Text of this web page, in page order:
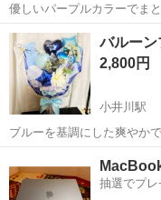
優しいパープルカラーでま
ブーケです💜 ハートバルー
さを兼ね備えたデザインに
ライズプレゼントや記念日
山梨 南アルプス市
バルーン
2,800円
小井川駅
ブルーを基調にした爽やか
You」のバルーン入りで、
誕生日・送別会・卒業・退
シーンでお使いいただけま
抽選でプ